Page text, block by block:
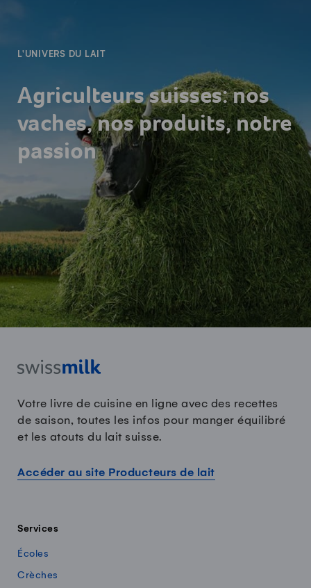
L'UNIVERS DU LAIT
Agriculteurs suisses: nos
vaches, nos produits, notre
passion
Votre livre de cuisine en ligne avec des recettes
de saison, toutes les infos pour manger équilibré
et les atouts du lait suisse.
Accéder au site Producteurs de lait
Services
Écoles
Crèches